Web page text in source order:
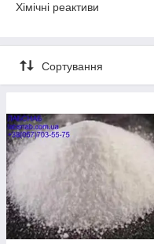
Хімічні реактиви
Сортування